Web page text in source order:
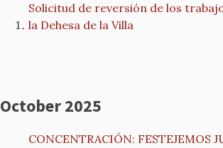
Solicitud de reversión de los
la Dehesa de la Villa
October 2025
CONCENTRACIÓN: FESTEJEMOS